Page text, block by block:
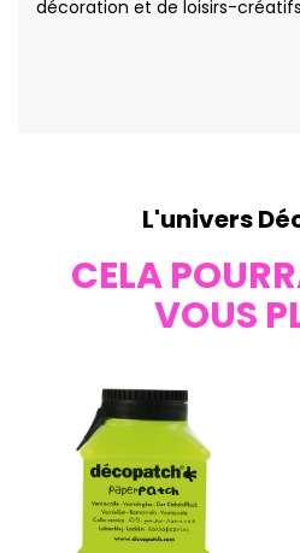
décoration et de loisirs-
L'univers
CELA
VOUS